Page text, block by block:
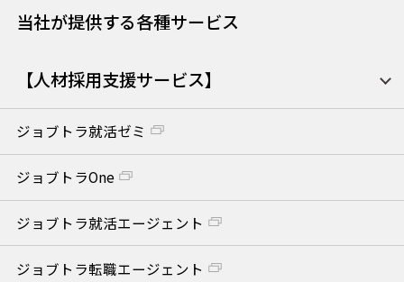
当社が提供する各種サービス
【人材採用支援サービス】
ジョブトラ就活ゼミ
ジョブトラOne
ジョブトラ就活エージェント
ジョブトラ転職エージェント